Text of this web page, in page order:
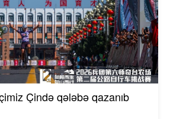
Çində qələbə qazanıb